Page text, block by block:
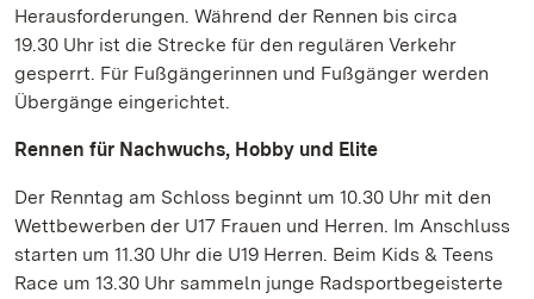
Herausforderungen. Während der Rennen bis circa
19.30 Uhr ist die Strecke für den regulären Verkehr
gesperrt. Für Fußgängerinnen und Fußgänger werden
Übergänge eingerichtet.
Rennen für Nachwuchs, Hobby und Elite
Der Renntag am Schloss beginnt um 10.30 Uhr mit den
Wettbewerben der U17 Frauen und Herren. Im Anschluss
starten um 11.30 Uhr die U19 Herren. Beim Kids & Teens
Race um 13.30 Uhr sammeln junge Radsportbegeisterte